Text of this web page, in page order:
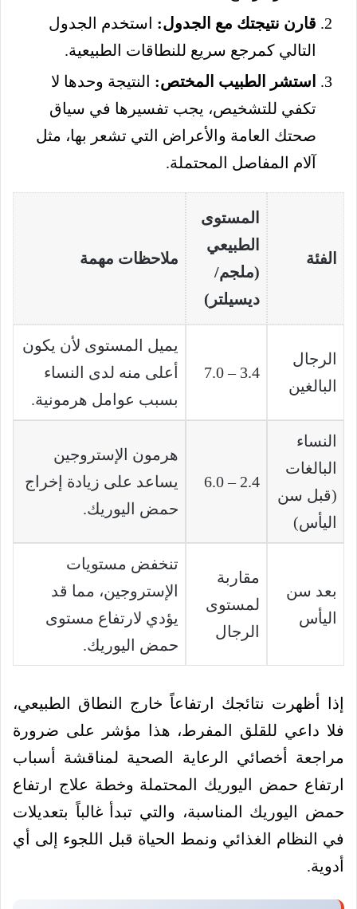
قارن نتيجتك مع الجدول: استخدم الجدول
التالي كمرجع سريع للنطاقات الطبيعية.
استشر الطبيب المختص: النتيجة وحدها لا
تكفي للتشخيص، يجب تفسيرها في سياق
صحتك العامة والأعراض التي تشعر بها، مثل
آلام المفاصل المحتملة.
الفئة
المستوى
الطبيعي
(ملجم/
ديسيلتر)
ملاحظات مهمة
الرجال
البالغين
3.4 – 7.0
يميل المستوى لأن يكون
أعلى منه لدى النساء
بسبب عوامل هرمونية.
النساء
البالغات
(قبل سن
اليأس)
2.4 – 6.0
هرمون الإستروجين
يساعد على زيادة إخراج
حمض اليوريك.
بعد سن
اليأس
مقاربة
لمستوى
الرجال
تنخفض مستويات
الإستروجين، مما قد
يؤدي لارتفاع مستوى
حمض اليوريك.
إذا أظهرت نتائجك ارتفاعاً خارج النطاق الطبيعي،
فلا داعي للقلق المفرط، هذا مؤشر على ضرورة
مراجعة أخصائي الرعاية الصحية لمناقشة أسباب
ارتفاع حمض اليوريك المحتملة وخطة علاج ارتفاع
حمض اليوريك المناسبة، والتي تبدأ غالباً بتعديلات
في النظام الغذائي ونمط الحياة قبل اللجوء إلى أي
أدوية.